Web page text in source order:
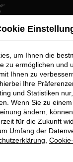
um Ihnen die
zu ermöglichen und
Ihnen zu
Ihre
und Statistiken
Wenn Sie zu
ändern,
für die Zukunft
Umfang der